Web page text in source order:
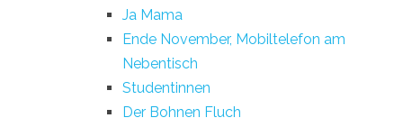
Ja Mama
Ende November, Mobiltelefon am
Nebentisch
Studentinnen
Der Bohnen Fluch